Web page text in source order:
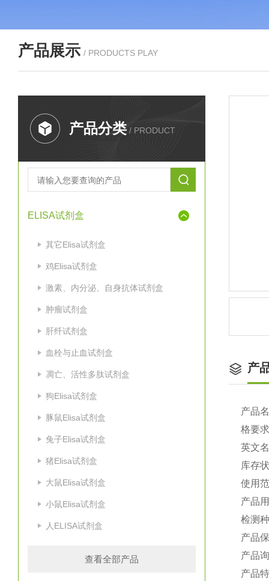
产品展示 / PRODUCTS PLAY
产品分类 / PRODUCT
ELISA试剂盒
其它Elisa试剂盒
鸡Elisa试剂盒
激素、内分泌、自身抗体试剂盒
肿瘤试剂盒
肝纤试剂盒
血栓与止血试剂盒
凋亡、活性多肽试剂盒
狗Elisa试剂盒
豚鼠Elisa试剂盒
兔子Elisa试剂盒
猪Elisa试剂盒
大鼠Elisa试剂盒
小鼠Elisa试剂盒
人ELISA试剂盒
查看全部产品
产
产品
格要
英文
库存
使用
产品
检测
产品
产品
产品